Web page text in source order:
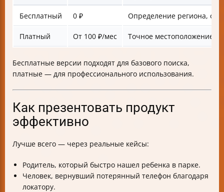
Бесплатный 0 ₽ Определение региона,
Платный От 100 ₽/мес Точное местоположение,
Бесплатные версии подходят для базового поиска,
платные — для профессионального использования.
Как презентовать продукт
эффективно
Лучше всего — через реальные кейсы:
Родитель, который быстро нашел ребенка в парке.
Человек, вернувший потерянный телефон благодаря
локатору.